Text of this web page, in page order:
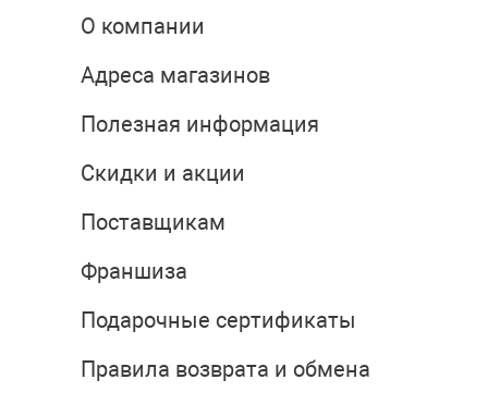
О компании
Адреса магазинов
Полезная информация
Скидки и акции
Поставщикам
Франшиза
Подарочные сертификаты
Правила возврата и обмена